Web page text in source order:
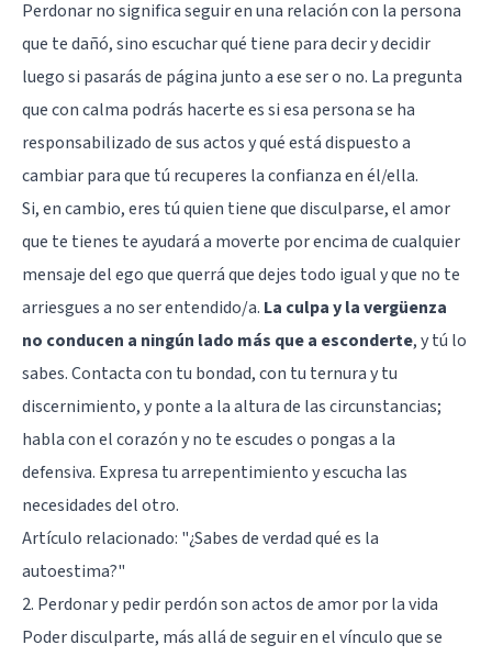
Perdonar no significa seguir en una relación con la persona
que te dañó, sino escuchar qué tiene para decir y decidir
luego si pasarás de página junto a ese ser o no. La pregunta
que con calma podrás hacerte es si esa persona se ha
responsabilizado de sus actos y qué está dispuesto a
cambiar para que tú recuperes la confianza en él/ella.
Si, en cambio, eres tú quien tiene que disculparse, el amor
que te tienes te ayudará a moverte por encima de cualquier
mensaje del ego que querrá que dejes todo igual y que no te
arriesgues a no ser entendido/a. La culpa y la vergüenza
no conducen a ningún lado más que a esconderte, y tú lo
sabes. Contacta con tu bondad, con tu ternura y tu
discernimiento, y ponte a la altura de las circunstancias;
habla con el corazón y no te escudes o pongas a la
defensiva. Expresa tu arrepentimiento y escucha las
necesidades del otro.
Artículo relacionado: "¿Sabes de verdad qué es la
autoestima?"
2. Perdonar y pedir perdón son actos de amor por la vida
Poder disculparte, más allá de seguir en el vínculo que se